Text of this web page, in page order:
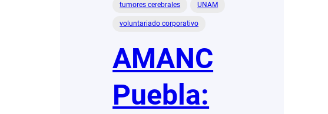
tumores cerebrales UNAM
voluntariado corporativo
AMANC
Puebla: